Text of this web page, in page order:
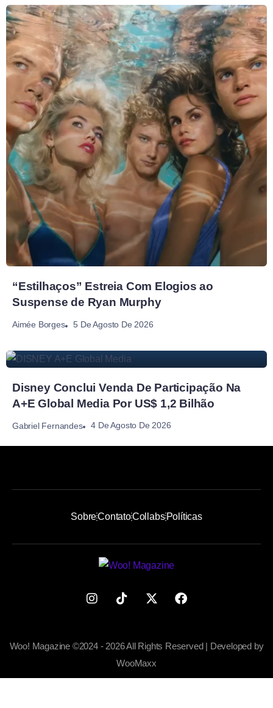
“Estilhaços” Estreia Com Elogios ao
Suspense de Ryan Murphy
Aimée Borges 5 De Agosto De 2026
Disney Conclui Venda De Participação Na
A+E Global Media Por US$ 1,2 Bilhão
Gabriel Fernandes 4 De Agosto De 2026
SobreContatoCollabsPolíticas
Woo! Magazine ©2024 - 2026 All Rights Reserved | Developed by
WooMaxx